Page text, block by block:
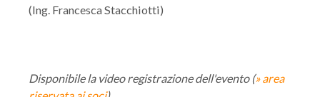
(Ing. Francesca Stacchiotti)
Disponibile la video registrazione dell'evento (» area